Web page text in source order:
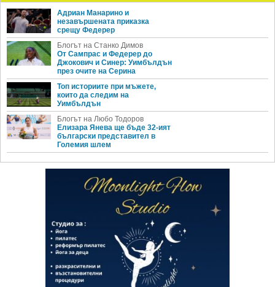
Адриан Манарино и
незавършената приказка
срещу Федерер
Блогът на Станко Димов
От Сампрас и Федерер до
Джокович и Синер: Уимбълдън
през очите на Серина
Топ историите при мъжете,
които да следим на
Уимбълдън
Блогът на Любо Тодоров
Елизара Янева ще бъде 32-ият
български представител в
Големия шлем